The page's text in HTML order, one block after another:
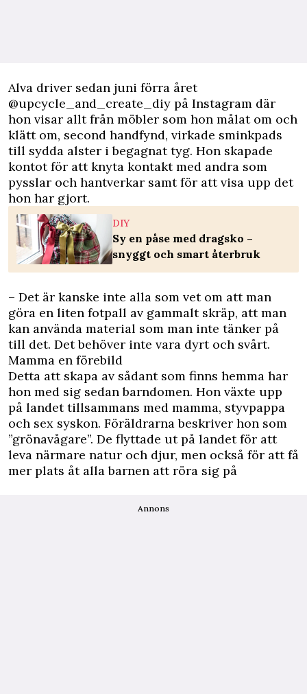
Alva driver sedan juni förra året
@upcycle_and_create_diy på Instagram där
hon visar allt från möbler som hon målat om och
klätt om, second handfynd, virkade sminkpads
till sydda alster i begagnat tyg. Hon skapade
kontot för att knyta kontakt med andra som
pysslar och hantverkar samt för att visa upp det
hon har gjort.
DIY
Sy en påse med dragsko –
snyggt och smart återbruk
– Det är kanske inte alla som vet om att man
göra en liten fotpall av gammalt skräp, att man
kan använda material som man inte tänker på
till det. Det behöver inte vara dyrt och svårt.
Mamma en förebild
Detta att skapa av sådant som finns hemma har
hon med sig sedan barndomen. Hon växte upp
på landet tillsammans med mamma, styvpappa
och sex syskon. Föräldrarna beskriver hon som
”grönavågare”. De flyttade ut på landet för att
leva närmare natur och djur, men också för att få
mer plats åt alla barnen att röra sig på
Annons